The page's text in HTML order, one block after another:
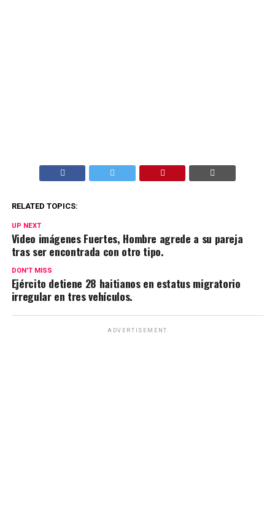
RELATED TOPICS:
UP NEXT
Video imágenes Fuertes, Hombre agrede a su pareja
tras ser encontrada con otro tipo.
DON'T MISS
Ejército detiene 28 haitianos en estatus migratorio
irregular en tres vehículos.
ADVERTISEMENT